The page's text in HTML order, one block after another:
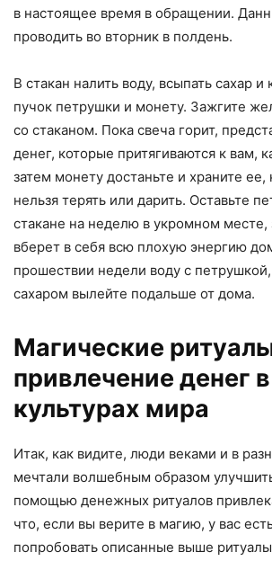
в настоящее время в обращении.
проводить во вторник в полдень.
В стакан налить воду, всыпать сахар
пучок петрушки и монету. Зажгите
со стаканом. Пока свеча горит,
денег, которые притягиваются к вам,
затем монету достаньте и храните ее,
нельзя терять или дарить. Оставьте
стакане на неделю в укромном месте,
вберет в себя всю плохую энергию
прошествии недели воду с
сахаром вылейте подальше от дома.
Магические
привлечение денег в
культурах мира
Итак, как видите, люди веками и в
мечтали волшебным образом
помощью денежных ритуалов
что, если вы верите в магию, у вас
попробовать описанные выше